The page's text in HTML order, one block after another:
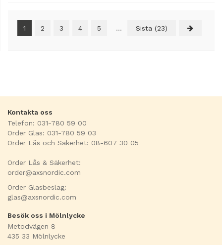
1 2 3 4 5 ... Sista (23)
Kontakta oss
Telefon: 031-780 59 00
Order Glas: 031-780 59 03
Order Lås och Säkerhet: 08-607 30 05
Order Lås & Säkerhet:
order@axsnordic.com
Order Glasbeslag:
glas@axsnordic.com
Besök oss i Mölnlycke
Metodvägen 8
435 33 Mölnlycke